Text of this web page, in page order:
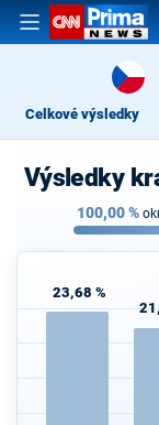
Celkové výsledky
Výsledky
100,00%
23,68 %